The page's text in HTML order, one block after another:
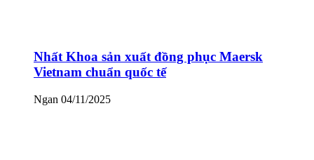
Nhất Khoa sản xuất đồng phục Maersk
Vietnam chuẩn quốc tế
Ngan 04/11/2025